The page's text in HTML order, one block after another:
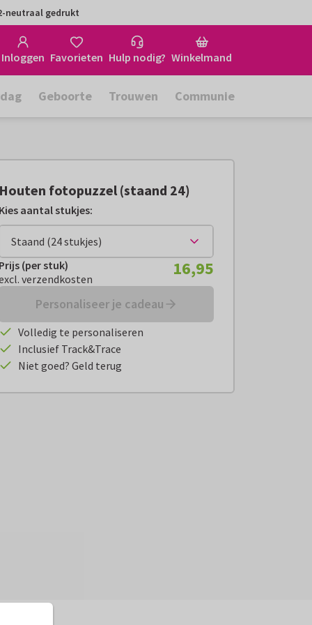
neutraal gedrukt
Inloggen Favorieten Hulp nodig? Winkelmand
Geboorte Trouwen Communie
Houten fotopuzzel (staand 24)
Kies aantal stukjes:
Prijs (per stuk): excl. verzendkosten
Prijs (per stuk)
verzendkosten
16,95
Personaliseer je cadeau
Volledig te personaliseren
Inclusief Track&Trace
Niet goed? Geld terug